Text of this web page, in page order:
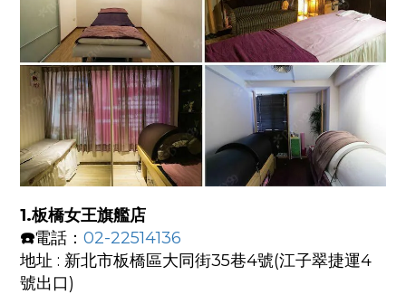
1.板橋女王旗艦店
☎️電話： 02-22514136
地址 : 新北市板橋區大同街35巷4號(江子翠捷運4
號出口)